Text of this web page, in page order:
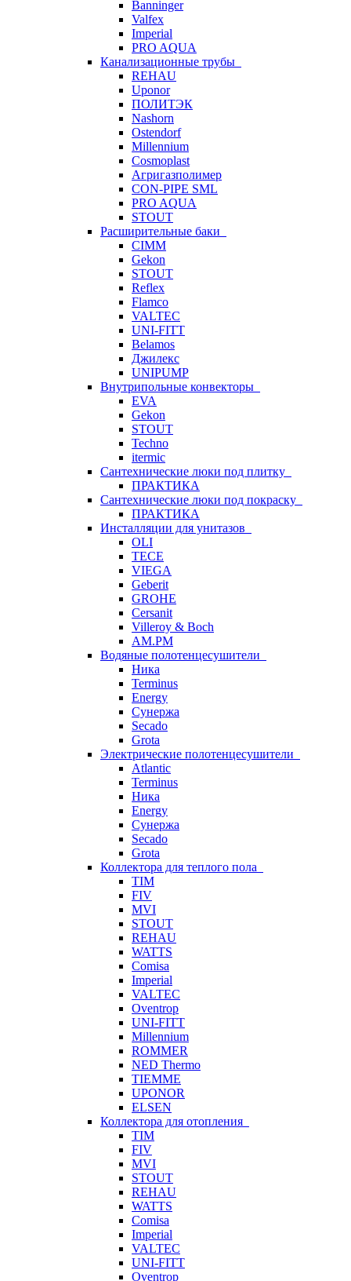
Banninger
Valfex
Imperial
PRO AQUA
Канализационные трубы
REHAU
Uponor
ПОЛИТЭК
Nashorn
Ostendorf
Millennium
Cosmoplast
Агригазполимер
CON-PIPE SML
PRO AQUA
STOUT
Расширительные баки
CIMM
Gekon
STOUT
Reflex
Flamco
VALTEC
UNI-FITT
Belamos
Джилекс
UNIPUMP
Внутрипольные конвекторы
EVA
Gekon
STOUT
Techno
itermic
Сантехнические люки под плитку
ПРАКТИКА
Сантехнические люки под покраску
ПРАКТИКА
Инсталляции для унитазов
OLI
TECE
VIEGA
Geberit
GROHE
Cersanit
Villeroy & Boch
AM.PM
Водяные полотенцесушители
Ника
Terminus
Energy
Сунержа
Secado
Grota
Электрические полотенцесушители
Atlantic
Terminus
Ника
Energy
Сунержа
Secado
Grota
Коллектора для теплого пола
TIM
FIV
MVI
STOUT
REHAU
WATTS
Comisa
Imperial
VALTEC
Oventrop
UNI-FITT
Millennium
ROMMER
NED Thermo
TIEMME
UPONOR
ELSEN
Коллектора для отопления
TIM
FIV
MVI
STOUT
REHAU
WATTS
Comisa
Imperial
VALTEC
UNI-FITT
Oventrop